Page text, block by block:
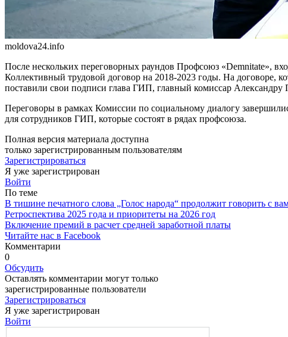
moldova24.info
После нескольких переговорных раундов Профсоюз «Demnitate»,
Коллективный трудовой договор на 2018-2023 годы. На договоре,
поставили свои под­писи глава ГИП, главный ко­миссар
Переговоры в рамках Комис­сии по социальному диалогу
для сотрудников ГИП, которые состоят в рядах профсоюза.
Полная версия материала доступна
только зарегистрированным пользователям
Зарегистрироваться
Я уже зарегистрирован
Войти
По теме
В тишине печатного слова „Голос народа“ продолжит говорить с
Ретроспектива 2025 года и приоритеты на 2026 год
Включение премий в расчет средней заработной платы
Читайте нас в Facebook
Комментарии
0
Обсудить
Оставлять комментарии могут только
зарегистрированные пользователи
Зарегистрироваться
Я уже зарегистрирован
Войти